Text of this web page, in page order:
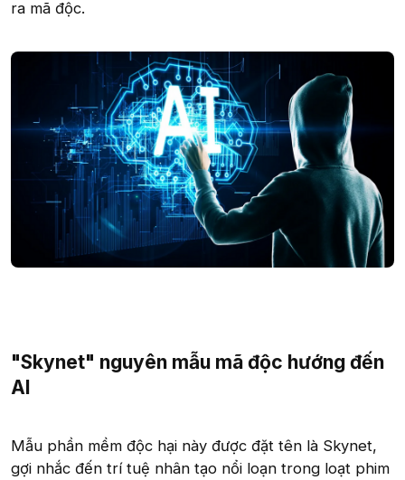
ra mã độc.
"Skynet" nguyên mẫu mã độc hướng đến
AI​
Mẫu phần mềm độc hại này được đặt tên là Skynet,
gợi nhắc đến trí tuệ nhân tạo nổi loạn trong loạt phim